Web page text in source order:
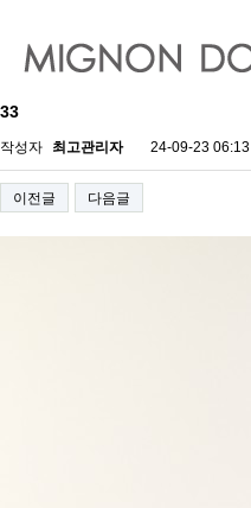
33
작성자 최고관리자 24-09-23 06:13
이전글 다음글